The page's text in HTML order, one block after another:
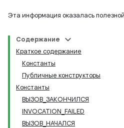
Эта информация оказалась
Содержание
Краткое содержание
Константы
Публичные конструкторы
Константы
ВЫЗОВ_ЗАКОНЧИЛСЯ
INVOCATION_FAILED
ВЫЗОВ_НАЧАЛСЯ